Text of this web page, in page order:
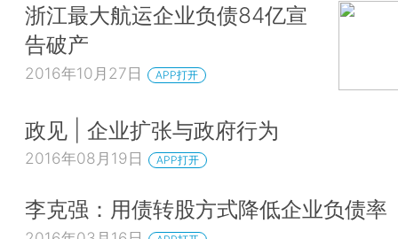
浙江最大航运企业负债84亿宣
告破产
2016年10月27日 APP打开
政见 | 企业扩张与政府行为
2016年08月19日 APP打开
李克强：用债转股方式降低企业负债率